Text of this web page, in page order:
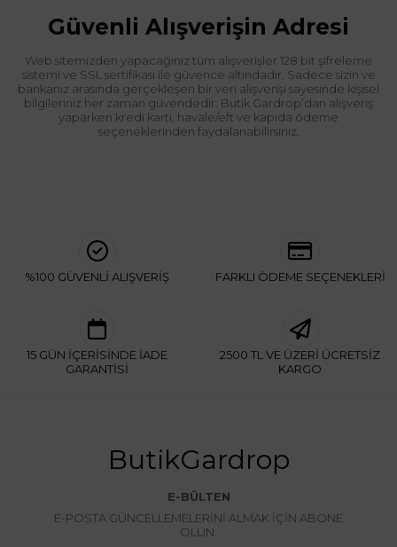
Güvenli Alışverişin Adresi
Web sitemizden yapacağınız tüm alışverişler 128 bit şifreleme
sistemi ve SSL sertifikası ile güvence altındadır. Sadece sizin ve
bankanız arasında gerçekleşen bir veri alışverişi sayesinde kişisel
bilgileriniz her zaman güvendedir. Butik Gardrop’dan alışveriş
yaparken kredi kartı, havale/eft ve kapıda ödeme
seçeneklerinden faydalanabilirsiniz.
%100 GÜVENLİ ALIŞVERİŞ FARKLI ÖDEME SEÇENEKLERİ
15 GÜN İÇERİSİNDE İADE
GARANTİSİ
2500 TL VE ÜZERİ ÜCRETSİZ
KARGO
ButikGardrop
E-BÜLTEN
E-POSTA GÜNCELLEMELERİNİ ALMAK İÇİN ABONE
OLUN.